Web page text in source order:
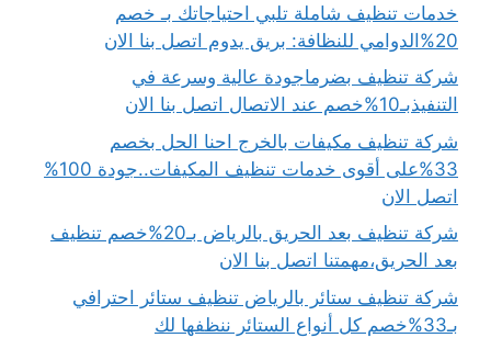
خدمات تنظيف شاملة تلبي احتياجاتك بـ خصم
20%الدوامي للنظافة: بريق يدوم اتصل بنا الان
شركة تنظيف بضرماجودة عالية وسرعة في
التنفيذبـ10%خصم عند الاتصال اتصل بنا الان
شركة تنظيف مكيفات بالخرج احنا الحل بخصم
33%على أقوى خدمات تنظيف المكيفات..جودة 100%
اتصل الان
شركة تنظيف بعد الحريق بالرياض بـ20%خصم تنظيف
بعد الحريق،مهمتنا اتصل بنا الان
شركة تنظيف ستائر بالرياض تنظيف ستائر احترافي
بـ33%خصم كل أنواع الستائر ننظفها لك